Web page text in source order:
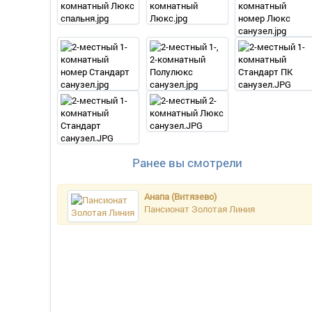
Ранее вы смотрели
Анапа (Витязево)
Пансионат Золотая Линия